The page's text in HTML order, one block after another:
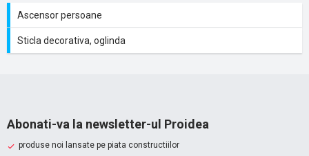
Ascensor persoane
Sticla decorativa, oglinda
Abonati-va la newsletter-ul Proidea
produse noi lansate pe piata constructiilor